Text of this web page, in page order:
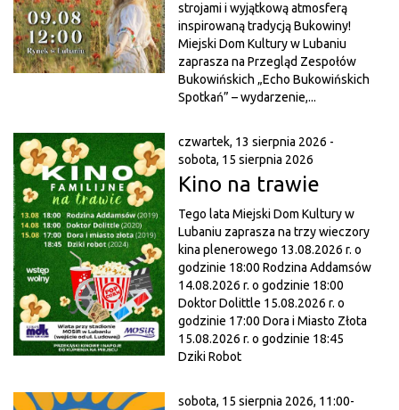
strojami i wyjątkową atmosferą
inspirowaną tradycją Bukowiny!
Miejski Dom Kultury w Lubaniu
zaprasza na Przegląd Zespołów
Bukowińskich „Echo Bukowińskich
Spotkań” – wydarzenie,...
czwartek, 13 sierpnia 2026 -
sobota, 15 sierpnia 2026
Kino na trawie
Tego lata Miejski Dom Kultury w
Lubaniu zaprasza na trzy wieczory
kina plenerowego 13.08.2026 r. o
godzinie 18:00 Rodzina Addamsów
14.08.2026 r. o godzinie 18:00
Doktor Dolittle 15.08.2026 r. o
godzinie 17:00 Dora i Miasto Złota
15.08.2026 r. o godzinie 18:45
Dziki Robot
sobota, 15 sierpnia 2026, 11:00-